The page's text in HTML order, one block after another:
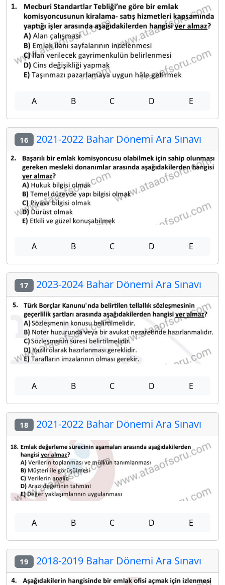
A B C D E
16 2021-2022 Bahar Dönemi Ara Sınavı
A B C D E
17 2023-2024 Bahar Dönemi Ara Sınavı
A B C D E
18 2021-2022 Bahar Dönemi Ara Sınavı
A B C D E
19 2018-2019 Bahar Dönemi Ara Sınavı